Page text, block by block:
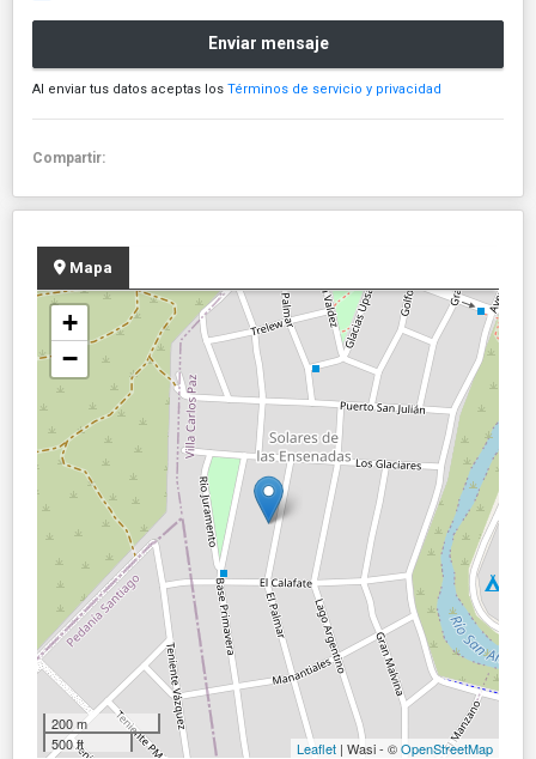
Enviar mensaje
Al enviar tus datos aceptas los Términos de servicio y privacidad
Compartir:
Mapa
+
−
200 m
500 ft
Leaflet | Wasi - ©OpenStreetMap